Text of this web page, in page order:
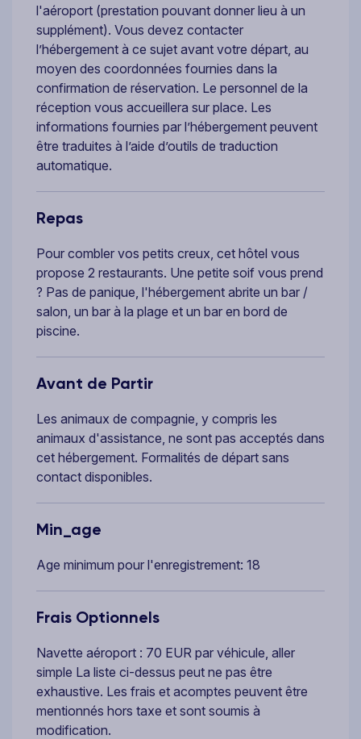
l'aéroport (prestation pouvant donner lieu à un
supplément). Vous devez contacter
l’hébergement à ce sujet avant votre départ, au
moyen des coordonnées fournies dans la
confirmation de réservation. Le personnel de la
réception vous accueillera sur place. Les
informations fournies par l’hébergement peuvent
être traduites à l’aide d’outils de traduction
automatique.
Repas
Pour combler vos petits creux, cet hôtel vous
propose 2 restaurants. Une petite soif vous prend
? Pas de panique, l'hébergement abrite un bar /
salon, un bar à la plage et un bar en bord de
piscine.
Avant de Partir
Les animaux de compagnie, y compris les
animaux d'assistance, ne sont pas acceptés dans
cet hébergement. Formalités de départ sans
contact disponibles.
Min_age
Age minimum pour l'enregistrement: 18
Frais Optionnels
Navette aéroport : 70 EUR par véhicule, aller
simple La liste ci-dessus peut ne pas être
exhaustive. Les frais et acomptes peuvent être
mentionnés hors taxe et sont soumis à
modification.